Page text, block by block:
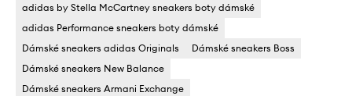
adidas by Stella McCartney sneakers boty dámské
adidas Performance sneakers boty dámské
Dámské sneakers adidas Originals
Dámské sneakers Boss
Dámské sneakers New Balance
Dámské sneakers Armani Exchange